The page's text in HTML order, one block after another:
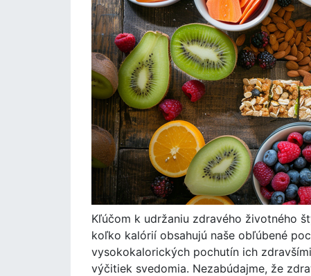
Kľúčom k udržaniu zdravého životného
koľko kalórií obsahujú naše obľúbené
vysokokalorických pochutín ich
výčitiek svedomia. Nezabúdajme, že